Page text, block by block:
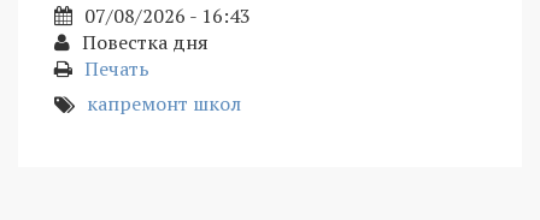
07/08/2026 - 16:43
Повестка дня
Печать
капремонт школ